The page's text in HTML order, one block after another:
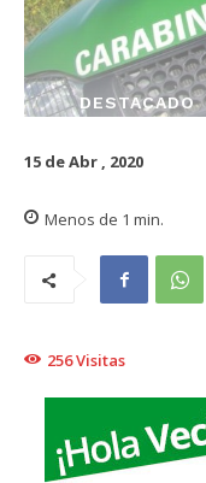
DESTACADO
15 de Abr , 2020
Menos de 1 min.
256Visitas